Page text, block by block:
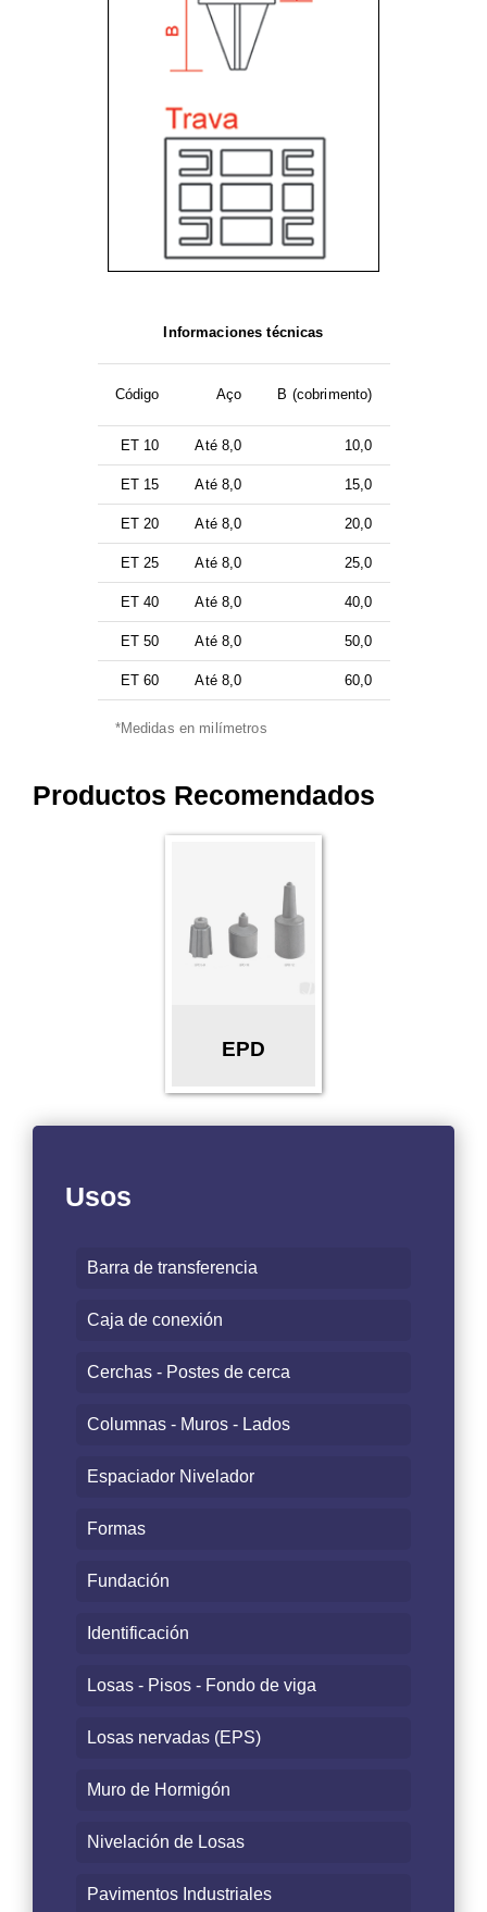
Usos
Barra de transferencia
Caja de conexión
Cerchas - Postes de cerca
Columnas - Muros - Lados
Espaciador Nivelador
Formas
Fundación
Identificación
Losas - Pisos - Fondo de viga
Losas nervadas (EPS)
Muro de Hormigón
Nivelación de Losas
Pavimentos Industriales
Informaciones técnicas
Código Aço B (cobrimento)
ET 10 Até 8,0 10,0
ET 15 Até 8,0 15,0
ET 20 Até 8,0 20,0
ET 25 Até 8,0 25,0
ET 40 Até 8,0 40,0
ET 50 Até 8,0 50,0
ET 60 Até 8,0 60,0
*Medidas en milímetros
Productos Recomendados
EPD